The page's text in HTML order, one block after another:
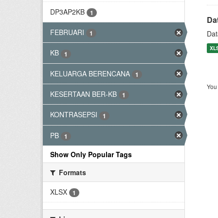
DP3AP2KB 1
FEBRUARI 1
KB 1
KELUARGA BERENCANA 1
KESERTAAN BER-KB 1
KONTRASEPSI 1
PB 1
Show Only Popular Tags
Formats
XLSX
1